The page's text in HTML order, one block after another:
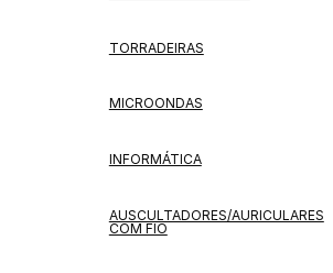
TORRADEIRAS
MICROONDAS
INFORMÁTICA
AUSCULTADORES/AURICULARES
COM FIO